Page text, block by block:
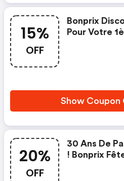
15%
OFF
Bonprix
Pour Votre
Show Coupon
20%
OFF
30 Ans De
! Bonprix